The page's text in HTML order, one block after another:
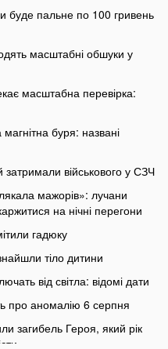
буде пальне по 100 гривень
масштабні обшуки у
масштабна перевірка:
буря: названі
затримали військового у СЗЧ
мажорів»: лучани
на нічні перегони
гадюку
тіло дитини
від світла: відомі дати
про аномалію 6 серпня
загибель Героя, який рік